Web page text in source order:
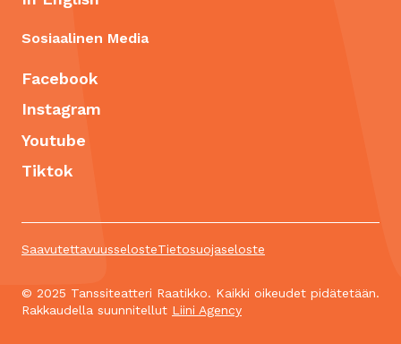
Sosiaalinen Media
Facebook
Instagram
Youtube
Tiktok
© 2025 Tanssiteatteri Raatikko. Kaikki oikeudet pidätetään.
Rakkaudella suunnitellut Liini Agency
SaavutettavuusselosteTietosuojaseloste